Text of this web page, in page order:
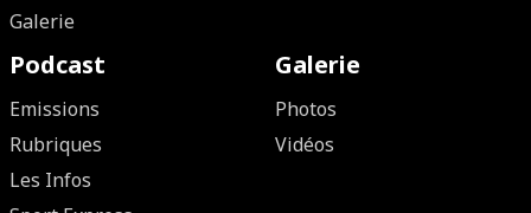
Galerie
Podcast
Emissions
Rubriques
Les Infos
Galerie
Photos
Vidéos